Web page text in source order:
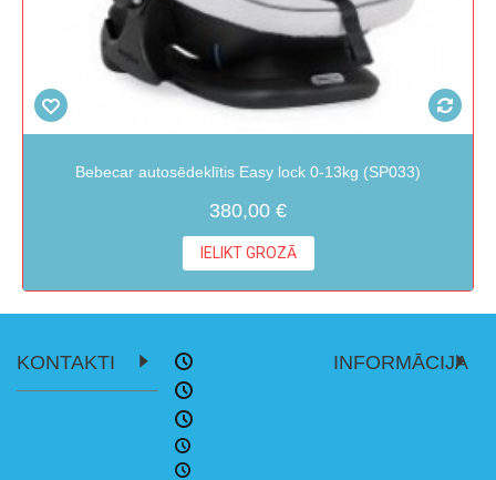
Bebecar autosēdeklītis Easy lock 0-13kg (SP033)
380,00 €
IELIKT GROZĀ
KONTAKTI INFORMĀCIJA